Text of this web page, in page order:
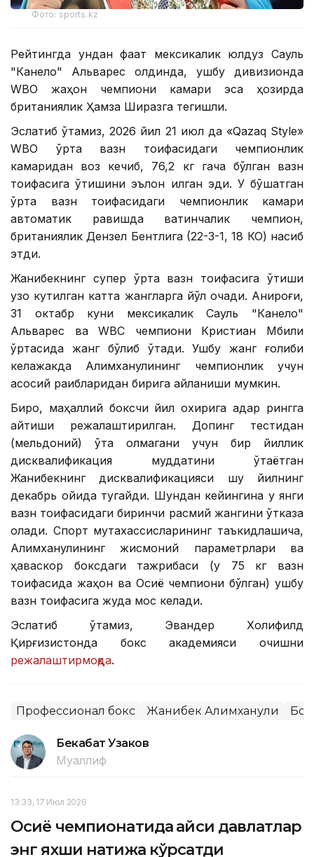
Фото: sports.kz
Рейтингда ундан фақат мексикалик юлдуз Сауль
"Канело" Альварес олдинда, ушбу дивизионда
WBО жаҳон чемпиони камари эса ҳозирда
британиялик Ҳамза Ширазга тегишли.
Эслатиб ўтамиз, 2026 йил 21 июл да «Qazaq Style»
WВО ўрта вазн тоифасидаги чемпионлик
камаридан воз кечиб, 76,2 кг гача бўлган вазн
тоифасига ўтишини эълон қилган эди. У бўшатган
ўрта вазн тоифасидаги чемпионлик камари
автоматик равишда вақтинчалик чемпион,
британиялик Дензел Бентлига (22-3-1, 18 КО) насиб
этди.
Жанибекнинг супер ўрта вазн тоифасига ўтиши
узоқ кутилган катта жангларга йўл очади. Аниқроғи,
31 октабр куни мексикалик Сауль "Канело"
Альварес ва WВC чемпиони Кристиан Мбили
ўртасида жанг бўлиб ўтади. Ушбу жанг ғолиби
келажакда Алимханулининг чемпионлик учун
асосий рақибларидан бирига айланиши мумкин.
Бироқ, маҳаллий боксчи йил охирига қадар рингга
қайтиши режалаштирилган. Допинг тестидан
(мельдоний) ўта олмагани учун бир йиллик
дисквалификация муддатини ўтаётган
Жанибекнинг дисквалификацияси шу йилнинг
декабрь ойида тугайди. Шундан кейингина у янги
вазн тоифасидаги биринчи расмий жангини ўтказа
олади. Спорт мутахассисларининг таъкидлашича,
Алимханулининг жисмоний параметрлари ва
ҳаваскор боксдаги тажрибаси (у 75 кг вазн
тоифасида жаҳон ва Осиё чемпиони бўлган) ушбу
вазн тоифасига жуда мос келади.
Эслатиб ўтамиз, Эвандер Холифилд
Қирғизистонда бокс академияси очишни
режалаштирмоқда.
Профессионал бокс Жанибек Алимханули
Бекабат Узаков
Муаллиф
13:33, 17 Июл 2026
Осиё чемпионатида қайси давлатлар
энг яхши натижа кўрсатди